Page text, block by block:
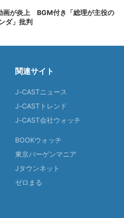
画が炎上 BGM付き「総理が主役の
ダ」批判
関連サイト
J-CASTニュース
J-CASTトレンド
J-CAST会社ウォッチ
BOOKウォッチ
東京バーゲンマニア
Jタウンネット
ゼロまる